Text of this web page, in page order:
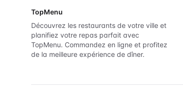
TopMenu
Découvrez les restaurants de votre ville et
planifiez votre repas parfait avec
TopMenu. Commandez en ligne et profitez
de la meilleure expérience de dîner.